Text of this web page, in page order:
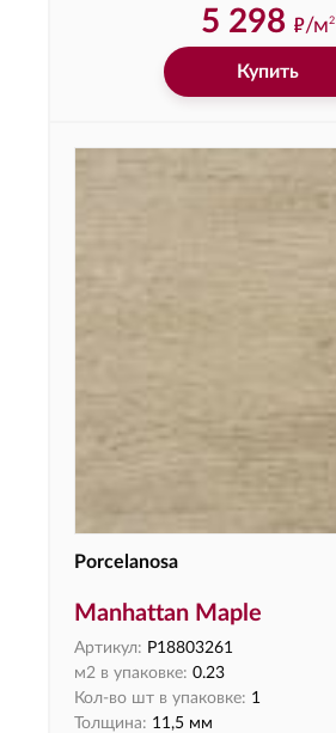
5 298 ф/м2
Купить
Porcelanosa
Manhattan Maple
Артикул: P18803261
м2 в упаковке: 0.23
Кол-во шт в упаковке: 1
Толщина: 11,5 мм